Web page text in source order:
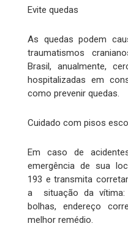
Evite quedas
As quedas podem
traumatismos
Brasil, anualmente,
hospitalizadas em
como prevenir quedas.
Cuidado com pisos
Em caso de
emergência de sua
193 e transmita
a situação da
bolhas, endereço
melhor remédio.